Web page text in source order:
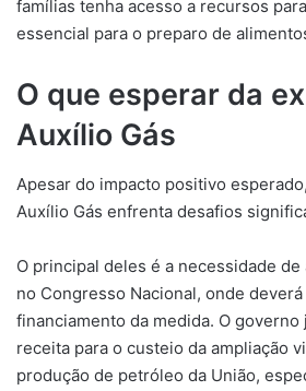
famílias tenha acesso a recursos
essencial para o preparo de
O que esperar da
Auxílio Gás
Apesar do impacto positivo
Auxílio Gás enfrenta desafios
O principal deles é a necessidade
no Congresso Nacional, onde
financiamento da medida. O governo
receita para o custeio da ampliação
produção de petróleo da União,